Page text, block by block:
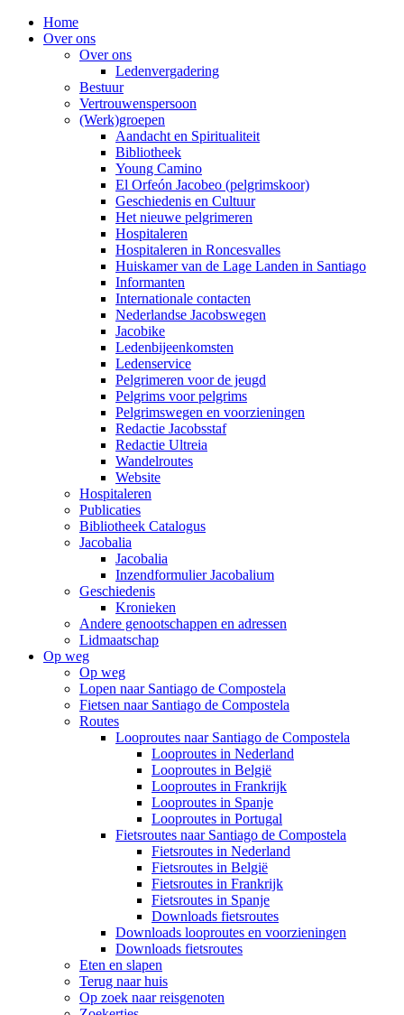
Home
Over ons
Over ons
Ledenvergadering
Bestuur
Vertrouwenspersoon
(Werk)groepen
Aandacht en Spiritualiteit
Bibliotheek
Young Camino
El Orfeón Jacobeo (pelgrimskoor)
Geschiedenis en Cultuur
Het nieuwe pelgrimeren
Hospitaleren
Hospitaleren in Roncesvalles
Huiskamer van de Lage Landen in Santiago
Informanten
Internationale contacten
Nederlandse Jacobswegen
Jacobike
Ledenbijeenkomsten
Ledenservice
Pelgrimeren voor de jeugd
Pelgrims voor pelgrims
Pelgrimswegen en voorzieningen
Redactie Jacobsstaf
Redactie Ultreia
Wandelroutes
Website
Hospitaleren
Publicaties
Bibliotheek Catalogus
Jacobalia
Jacobalia
Inzendformulier Jacobalium
Geschiedenis
Kronieken
Andere genootschappen en adressen
Lidmaatschap
Op weg
Op weg
Lopen naar Santiago de Compostela
Fietsen naar Santiago de Compostela
Routes
Looproutes naar Santiago de Compostela
Looproutes in Nederland
Looproutes in België
Looproutes in Frankrijk
Looproutes in Spanje
Looproutes in Portugal
Fietsroutes naar Santiago de Compostela
Fietsroutes in Nederland
Fietsroutes in België
Fietsroutes in Frankrijk
Fietsroutes in Spanje
Downloads fietsroutes
Downloads looproutes en voorzieningen
Downloads fietsroutes
Eten en slapen
Terug naar huis
Op zoek naar reisgenoten